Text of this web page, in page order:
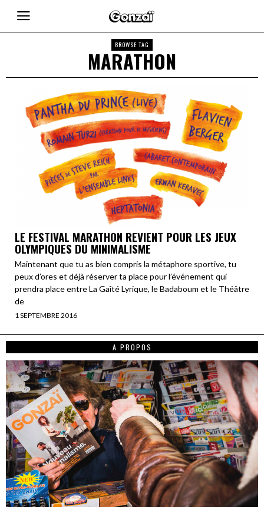
BROWSE TAG
MARATHON
LE FESTIVAL MARATHON REVIENT POUR LES JEUX
OLYMPIQUES DU MINIMALISME
Maintenant que tu as bien compris la métaphore sportive, tu
peux d’ores et déjà réserver ta place pour l’événement qui
prendra place entre La Gaîté Lyrique, le Badaboum et le Théâtre
de
1 SEPTEMBRE 2016
A PROPOS